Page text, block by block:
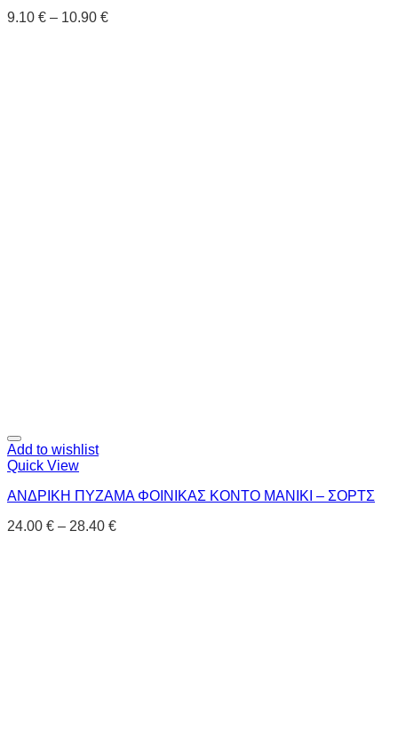
9.10 € – 10.90 €
Add to wishlist
Quick View
ΑΝΔΡΙΚΗ ΠΥΖΑΜΑ ΦΟΙΝΙΚΑΣ ΚΟΝΤΟ ΜΑΝΙΚΙ – ΣΟΡΤΣ
24.00 € – 28.40 €